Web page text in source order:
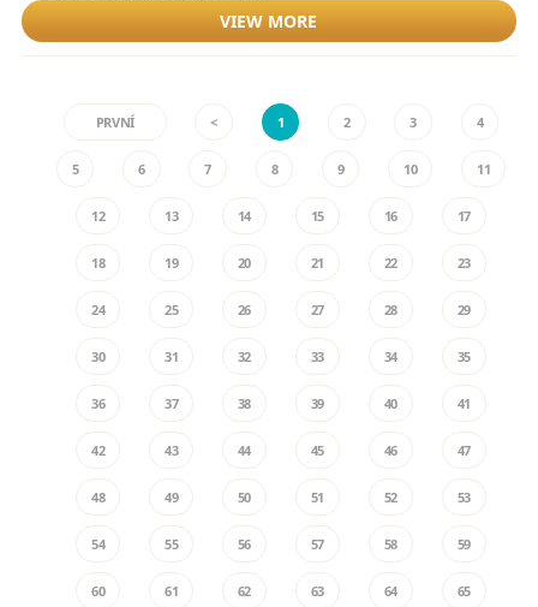
VIEW MORE
PRVNÍ < 1 2 3 4
5 6 7 8 9 10 11
12 13 14 15 16 17
18 19 20 21 22 23
24 25 26 27 28 29
30 31 32 33 34 35
36 37 38 39 40 41
42 43 44 45 46 47
48 49 50 51 52 53
54 55 56 57 58 59
60 61 62 63 64 65